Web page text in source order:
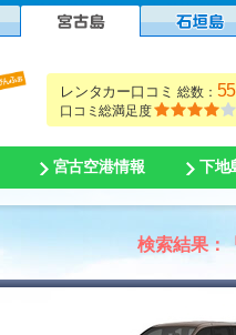
レンタカー口コミ 総数：
口コミ総満足度
宮古空港情報 下地
検索結果：